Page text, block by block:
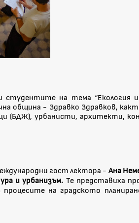
на тема “Екология и
община - Здравко Здравков,
(БДЖ), урбанисти, архитекти,
гост лектора - Ана
и урбанизъм. Те представиха
на градското